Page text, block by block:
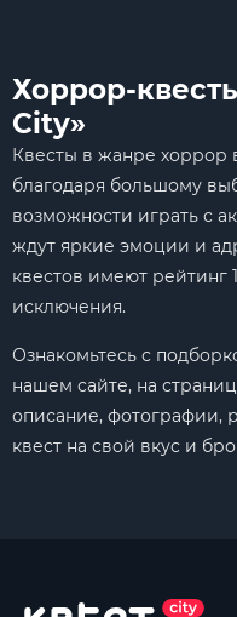
Хоррор-
City»
Квесты в жанре хоррор
благодаря большому
возможности играть с
ждут яркие эмоции и
квестов имеют рейтинг
исключения.
Ознакомьтесь с
нашем сайте, на
описание, фотографии,
квест на свой вкус и